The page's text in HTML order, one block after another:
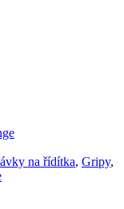
na řídítka, Gripy,